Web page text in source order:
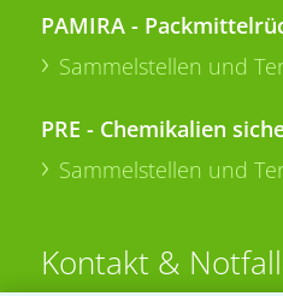
PAMIRA -
Sammelstellen und
PRE - Chemikalien
Sammelstellen und
Kontakt & Notfall